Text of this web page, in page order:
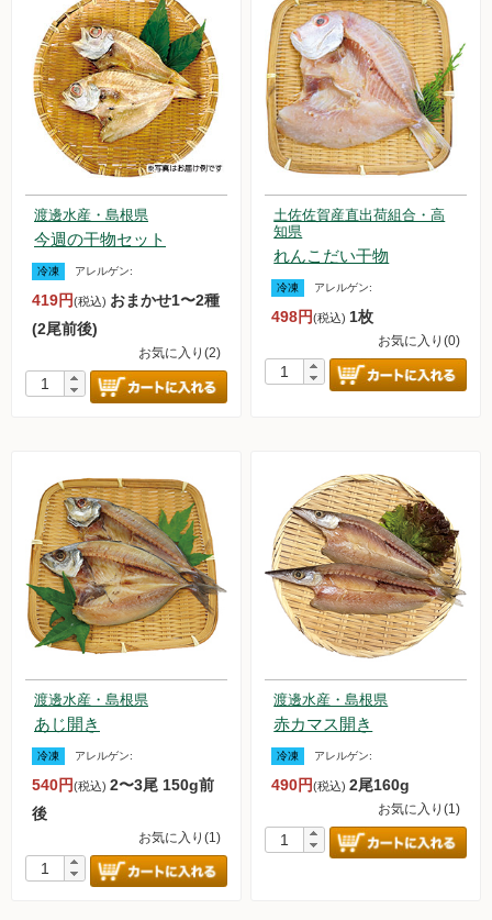
渡邊水産・島根県
今週の干物セット
冷凍 アレルゲン:
419円(税込) おまかせ1〜2種
(2尾前後)
お気に入り(2)
土佐佐賀産直出荷組合・高
知県
れんこだい干物
冷凍 アレルゲン:
498円(税込)1枚
お気に入り(0)
渡邊水産・島根県
あじ開き
冷凍 アレルゲン:
540円(税込) 2〜3尾 150g前
後
お気に入り(1)
渡邊水産・島根県
赤カマス開き
冷凍 アレルゲン:
490円(税込)2尾160g
お気に入り(1)